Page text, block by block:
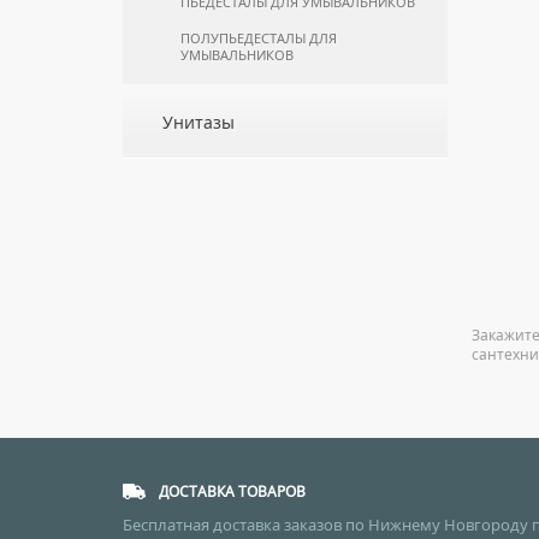
ПОЛУПЬЕДЕСТАЛЫ ДЛЯ
УМЫВАЛЬНИКОВ
Унитазы
ДОСТАВКА ТОВАРОВ
Бесплатная доставка заказов по Нижнему Новгороду